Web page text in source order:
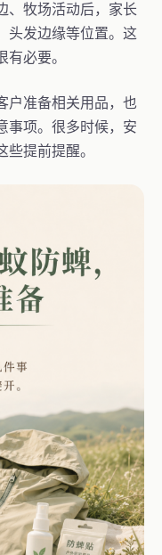
、牧场活动后，家长
头发边缘等位置。这
必要。
户准备相关用品，也
事项。很多时候，安
提前提醒。